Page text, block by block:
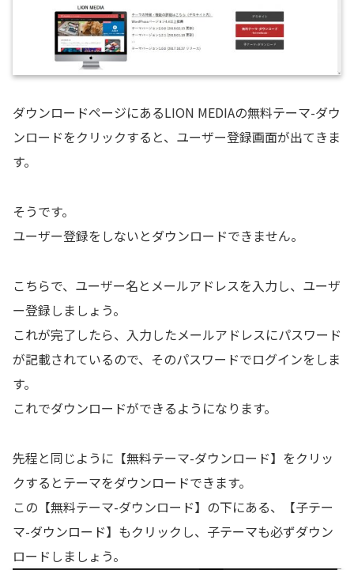
ダウンロードページにあるLION MEDIAの無料テーマ-ダウ
ンロードをクリックすると、ユーザー登録画面が出てきま
す。
そうです。
ユーザー登録をしないとダウンロードできません。
こちらで、ユーザー名とメールアドレスを入力し、ユーザ
ー登録しましょう。
これが完了したら、入力したメールアドレスにパスワード
が記載されているので、そのパスワードでログインをしま
す。
これでダウンロードができるようになります。
先程と同じように 【無料テーマ-ダウンロード】 をクリッ
クするとテーマをダウンロードできます。
この 【無料テーマ-ダウンロード】 の下にある、
【子テー
マ-ダウンロード】 もクリックし、 子テーマも必ずダウン
ロードしましょう。